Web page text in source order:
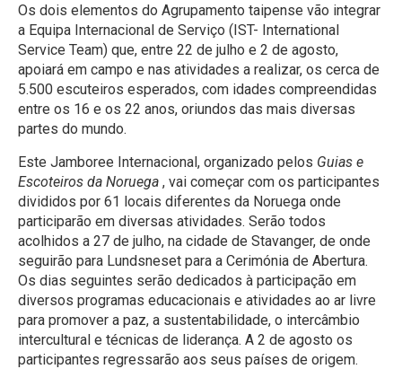
Os dois elementos do Agrupamento taipense vão integrar
a Equipa Internacional de Serviço (IST- International
Service Team) que, entre 22 de julho e 2 de agosto,
apoiará em campo e nas atividades a realizar, os cerca de
5.500 escuteiros esperados, com idades compreendidas
entre os 16 e os 22 anos, oriundos das mais diversas
partes do mundo.
Este Jamboree Internacional, organizado pelos Guias e
Escoteiros da Noruega , vai começar com os participantes
divididos por 61 locais diferentes da Noruega onde
participarão em diversas atividades. Serão todos
acolhidos a 27 de julho, na cidade de Stavanger, de onde
seguirão para Lundsneset para a Cerimónia de Abertura.
Os dias seguintes serão dedicados à participação em
diversos programas educacionais e atividades ao ar livre
para promover a paz, a sustentabilidade, o intercâmbio
intercultural e técnicas de liderança. A 2 de agosto os
participantes regressarão aos seus países de origem.